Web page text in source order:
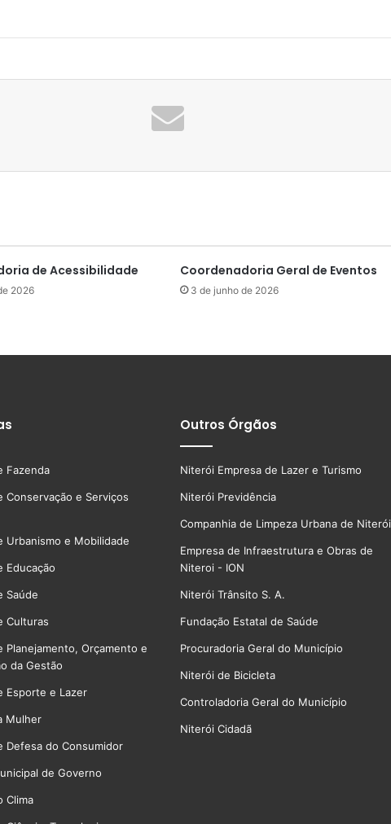
de Acessibilidade
2026
Coordenadoria Geral de Eventos
3 de junho de 2026
Fazenda
Conservação e Serviços
Urbanismo e Mobilidade
Educação
Saúde
Culturas
Planejamento, Orçamento e
da Gestão
Esporte e Lazer
Mulher
Defesa do Consumidor
de Governo
Clima
Outros Órgãos
Niterói Empresa de Lazer e Turismo
Niterói Previdência
Companhia de Limpeza Urbana de Niterói
Empresa de Infraestrutura e Obras de
Niteroi - ION
Niterói Trânsito S. A.
Fundação Estatal de Saúde
Procuradoria Geral do Município
Niterói de Bicicleta
Controladoria Geral do Município
Niterói Cidadã